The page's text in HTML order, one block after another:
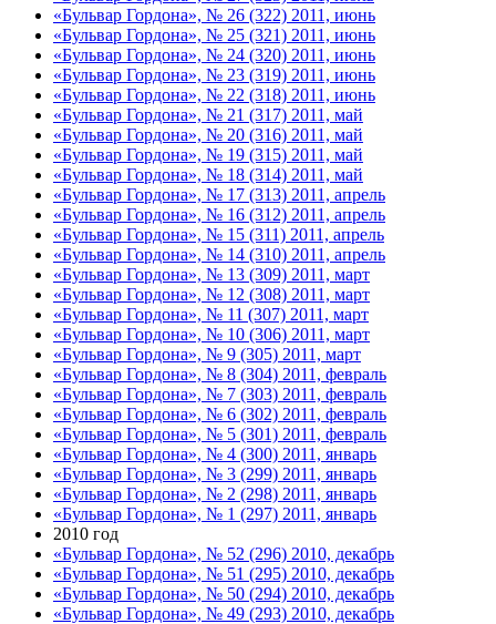
«Бульвар Гордона», № 26 (322) 2011, июнь
«Бульвар Гордона», № 25 (321) 2011, июнь
«Бульвар Гордона», № 24 (320) 2011, июнь
«Бульвар Гордона», № 23 (319) 2011, июнь
«Бульвар Гордона», № 22 (318) 2011, июнь
«Бульвар Гордона», № 21 (317) 2011, май
«Бульвар Гордона», № 20 (316) 2011, май
«Бульвар Гордона», № 19 (315) 2011, май
«Бульвар Гордона», № 18 (314) 2011, май
«Бульвар Гордона», № 17 (313) 2011, апрель
«Бульвар Гордона», № 16 (312) 2011, апрель
«Бульвар Гордона», № 15 (311) 2011, апрель
«Бульвар Гордона», № 14 (310) 2011, апрель
«Бульвар Гордона», № 13 (309) 2011, март
«Бульвар Гордона», № 12 (308) 2011, март
«Бульвар Гордона», № 11 (307) 2011, март
«Бульвар Гордона», № 10 (306) 2011, март
«Бульвар Гордона», № 9 (305) 2011, март
«Бульвар Гордона», № 8 (304) 2011, февраль
«Бульвар Гордона», № 7 (303) 2011, февраль
«Бульвар Гордона», № 6 (302) 2011, февраль
«Бульвар Гордона», № 5 (301) 2011, февраль
«Бульвар Гордона», № 4 (300) 2011, январь
«Бульвар Гордона», № 3 (299) 2011, январь
«Бульвар Гордона», № 2 (298) 2011, январь
«Бульвар Гордона», № 1 (297) 2011, январь
2010 год
«Бульвар Гордона», № 52 (296) 2010, декабрь
«Бульвар Гордона», № 51 (295) 2010, декабрь
«Бульвар Гордона», № 50 (294) 2010, декабрь
«Бульвар Гордона», № 49 (293) 2010, декабрь